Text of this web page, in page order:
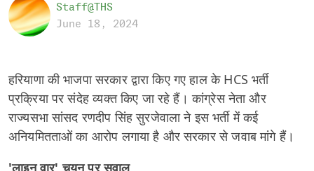
Staff@THS
June 18, 2024
हरियाणा की भाजपा सरकार द्वारा किए गए हाल के HCS भर्ती
प्रक्रिया पर संदेह व्यक्त किए जा रहे हैं। कांग्रेस नेता और
राज्यसभा सांसद रणदीप सिंह सुरजेवाला ने इस भर्ती में कई
अनियमितताओं का आरोप लगाया है और सरकार से जवाब मांगे हैं।
'लाइन वार' चयन पर सवाल